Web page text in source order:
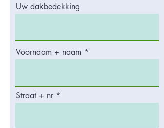
Uw dakbedekking
Voornaam + naam
Straat + nr